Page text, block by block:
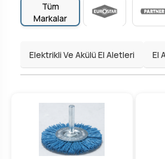
Tüm
Markalar
Elektrikli Ve Akülü El Aletleri El